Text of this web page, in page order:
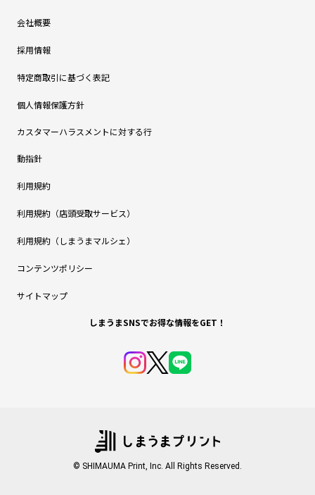
会社概要
採用情報
特定商取引に基づく表記
個人情報保護方針
カスタマーハラスメントに対する行
動指針
利用規約
利用規約（店頭受取サービス）
利用規約（しまうまマルシェ）
コンテンツポリシー
サイトマップ
しまうまSNSでお得な情報をGET！
© SHIMAUMA Print, Inc. All Rights Reserved.